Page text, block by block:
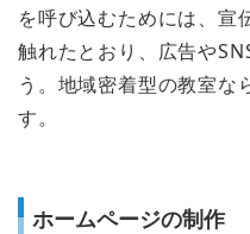
を呼び込むためには、宣
触れたとおり、広告や
う。地域密着型の教室な
す。
ホームページの制作